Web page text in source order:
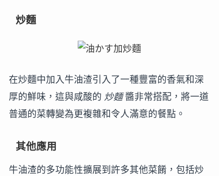
炒麵
在炒麵中加入牛油渣引入了一種豐富的香氣和深
厚的鮮味，這與咸酸的 炒麵醬非常搭配，將一道
普通的菜轉變為更複雜和令人滿意的餐點。
其他應用
牛油渣的多功能性擴展到許多其他菜餚，包括炒